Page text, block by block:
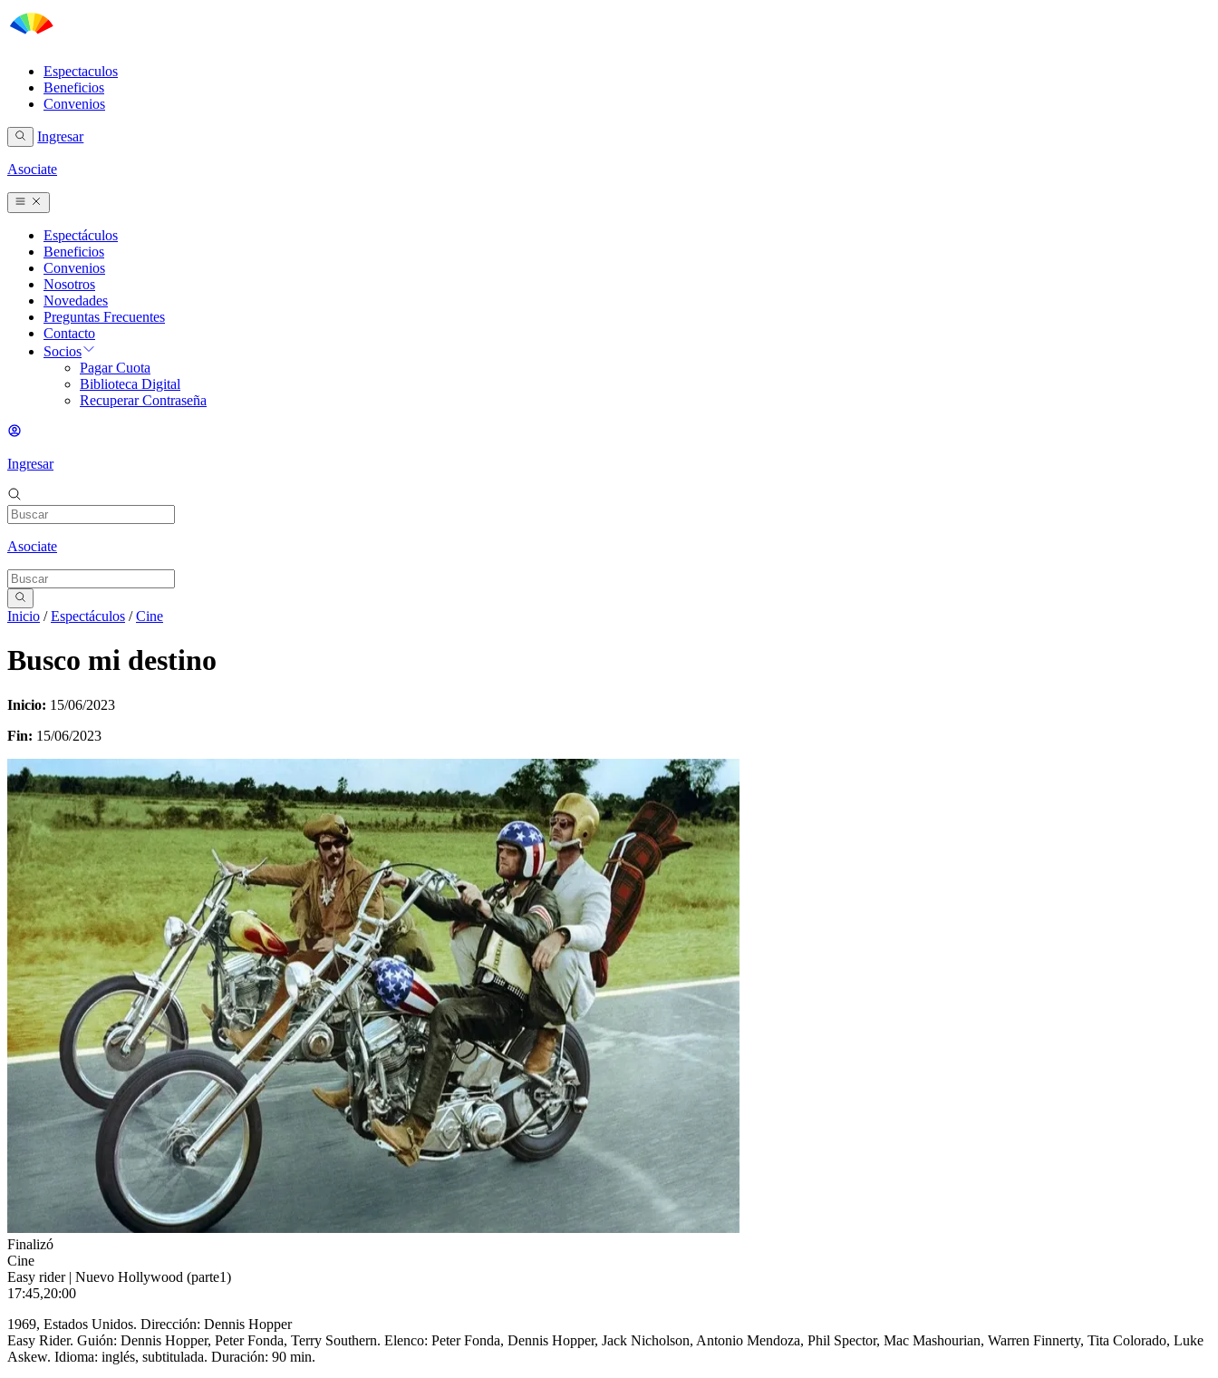
Espectaculos
Beneficios
Convenios
Ingresar
Asociate
Espectáculos
Beneficios
Convenios
Nosotros
Novedades
Preguntas Frecuentes
Contacto
Socios
Pagar Cuota
Biblioteca Digital
Recuperar Contraseña
Ingresar
Asociate
Inicio /Espectáculos /Cine
Busco mi destino
Inicio: 15/06/2023
Fin: 15/06/2023
Finalizó
Cine
Easy rider| Nuevo Hollywood (parte1)
17:45,20:00
1969, Estados Unidos. Dirección: Dennis Hopper
Easy Rider. Guión: Dennis Hopper, Peter Fonda, Terry Southern. Elenco: Peter Fonda, Dennis Hopper, Jack Nicholson, Antonio Mendoza, Phil Spector, Mac Mashourian, Warren Finnerty, Tita Colorado, Luke
Askew. Idioma: inglés, subtitulada. Duración: 90 min.